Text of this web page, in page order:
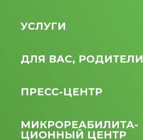
УСЛУГИ
ДЛЯ ВАС, РОДИТЕЛИ
ПРЕСС-ЦЕНТР
МИКРО­РЕАБИЛИТА­
ЦИОННЫЙ ЦЕНТР